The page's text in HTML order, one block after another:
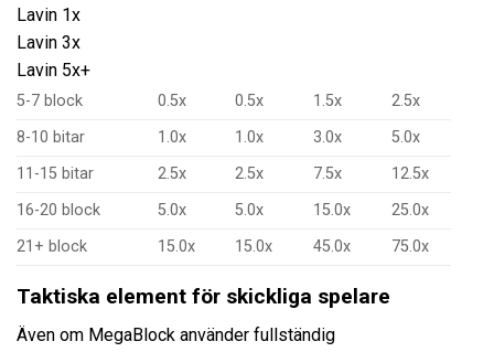
Lavin 1x
Lavin 3x
Lavin 5x+
5-7 block 0.5x 0.5x 1.5x
2.5x
8-10 bitar
1.0x 1.0x 3.0x
5.0x
11-15 bitar
2.5x 2.5x 7.5x
12.5x
16-20 block
5.0x 5.0x 15.0x
25.0x
21+ block
15.0x 15.0x 45.0x 75.0x
Taktiska element för skickliga spelare
Även om MegaBlock använder fullständig